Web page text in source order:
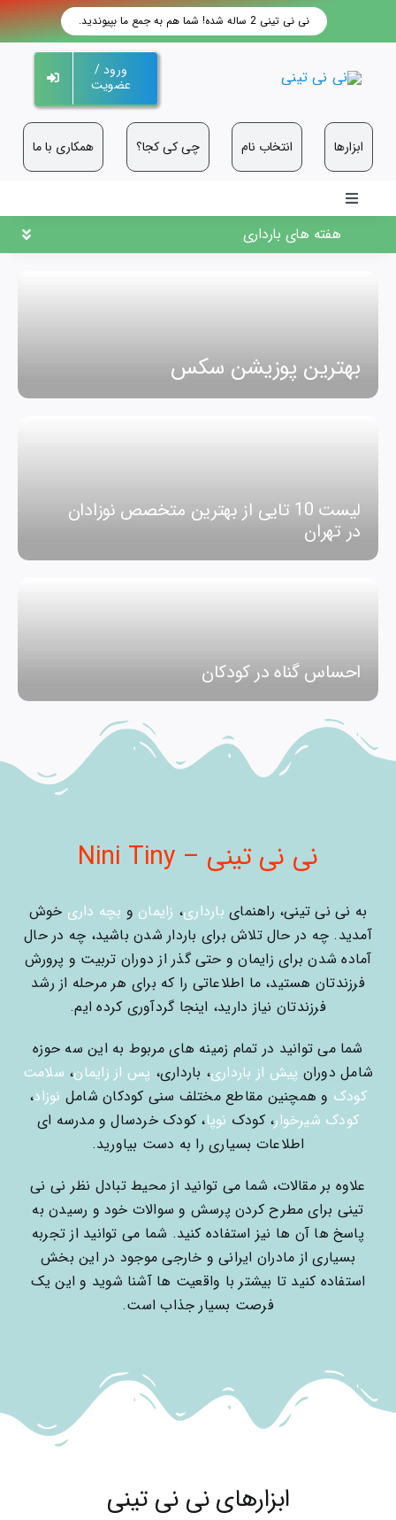
نی نی تینی 2 ساله شده! شما هم به جمع ما بپیوندید.
ورود /
عضویت
ابزارها انتخاب نام چی کی کجا؟ همکاری با ما
Toggle
Navigation
هفته های بارداری
بهترین پوزیشن سکس
لیست 10 تایی از بهترین متخصص نوزادان
در تهران
احساس گناه در کودکان
نی نی تینی – Nini Tiny
به نی نی تینی، راهنمای بارداری، زایمان و بچه داری خوش
آمدید. چه در حال تلاش برای باردار شدن باشید، چه در حال
آماده شدن برای زایمان و حتی گذر از دوران تربیت و پرورش
فرزندتان هستید، ما اطلاعاتی را که برای هر مرحله از رشد
فرزندتان نیاز دارید، اینجا گردآوری کرده ایم.
شما می توانید در تمام زمینه های مربوط به این سه حوزه
شامل دوران پیش از بارداری، بارداری، پس از زایمان، سلامت
کودک و همچنین مقاطع مختلف سنی کودکان شامل نوزاد،
کودک شیرخوار، کودک نوپا، کودک خردسال و مدرسه ای
اطلاعات بسیاری را به دست بیاورید.
علاوه بر مقالات، شما می توانید از محیط تبادل نظر نی نی
تینی برای مطرح کردن پرسش و سوالات خود و رسیدن به
پاسخ ها آن ها نیز استفاده کنید. شما می توانید از تجربه
بسیاری از مادران ایرانی و خارجی موجود در این بخش
استفاده کنید تا بیشتر با واقعیت ها آشنا شوید و این یک
فرصت بسیار جذاب است.
ابزارهای نی نی تینی